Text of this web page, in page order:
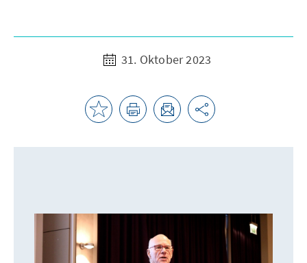
31. Oktober 2023